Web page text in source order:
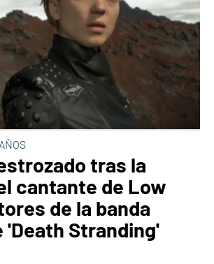
tras la
cantante de Low
de la banda
'Death Stranding'